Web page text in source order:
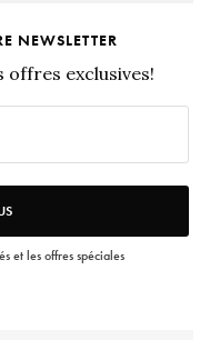
NEWSLETTER
offres exclusives!
et les offres spéciales